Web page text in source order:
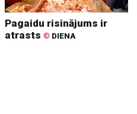
Pagaidu risinājums ir
atrasts © DIENA